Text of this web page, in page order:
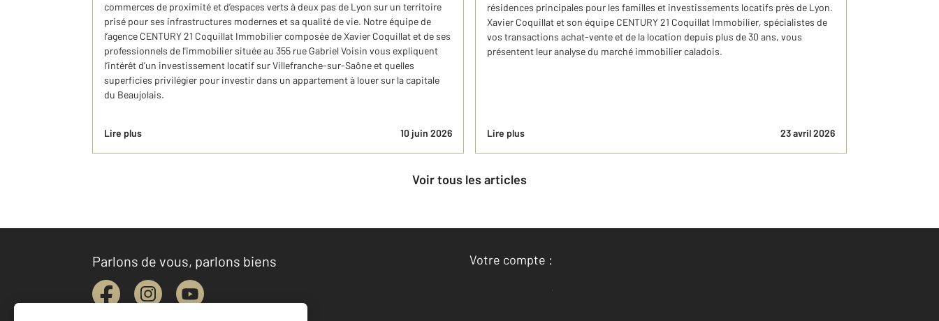
commerces de proximité et d’espaces verts à deux pas de Lyon sur un territoire
prisé pour ses infrastructures modernes et sa qualité de vie. Notre équipe de
l’agence CENTURY 21 Coquillat Immobilier composée de Xavier Coquillat et de ​s​es
professionnels de l'immobilier située au 355 rue Gabriel Voisin vous expliquent
l’intérêt d’un investissement locatif sur Villefranche-sur-Saône et quelles
superficies privilégier pour investir dans un appartement à louer sur la capitale
du Beaujolais.
Lire plus 10 juin 2026
résidences principales pour les familles et investissements locatifs près de Lyon.
Xavier Coquillat et son équipe CENTURY 21 Coquillat Immobilier, spécialistes de
vos transactions achat-vente et de la location depuis plus de 30 ans, vous
présentent leur analyse du marché immobilier caladois.
Lire plus 23 avril 2026
Voir tous les articles
Parlons de vous, parlons biens
Votre compte :
Accéder à mon compte